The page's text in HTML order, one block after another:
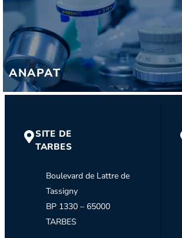
ANAPAT
SITE DE
TARBES
Boulevard de Lattre de
Tassigny
BP 1330 – 65000
TARBES